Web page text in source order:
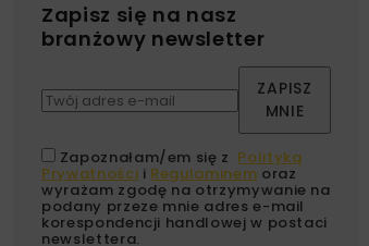
Zapisz się na nasz
branżowy newsletter
ZAPISZ
MNIE
Zapoznałam/em się z Polityką
Prywatności i Regulaminem oraz
wyrażam zgodę na otrzymywanie na
podany przeze mnie adres e-mail
korespondencji handlowej w postaci
newslettera.